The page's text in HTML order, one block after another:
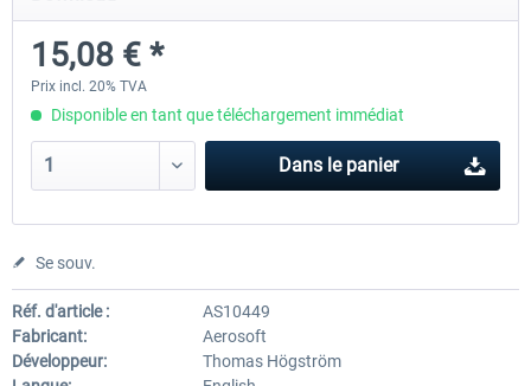
28,18 € *
15,08 € *
Prix incl. 20% TVA
Disponible en tant que téléchargement immédiat
Dans le panier
Se souv.
Réf. d'article :
AS10449
Fabricant:
Aerosoft
Développeur:
Thomas Högström